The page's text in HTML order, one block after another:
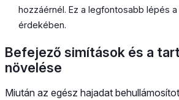
hozzáérnél. Ez a legfontosabb lépés
érdekében.
Befejező simítások és a
növelése
Miután az egész hajadat